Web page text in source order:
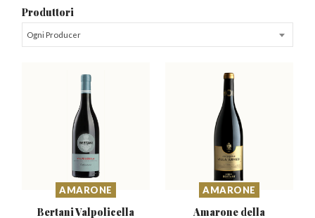
Produttori
Ogni Producer
AMARONE
Bertani Valpolicella
AMARONE
Amarone della